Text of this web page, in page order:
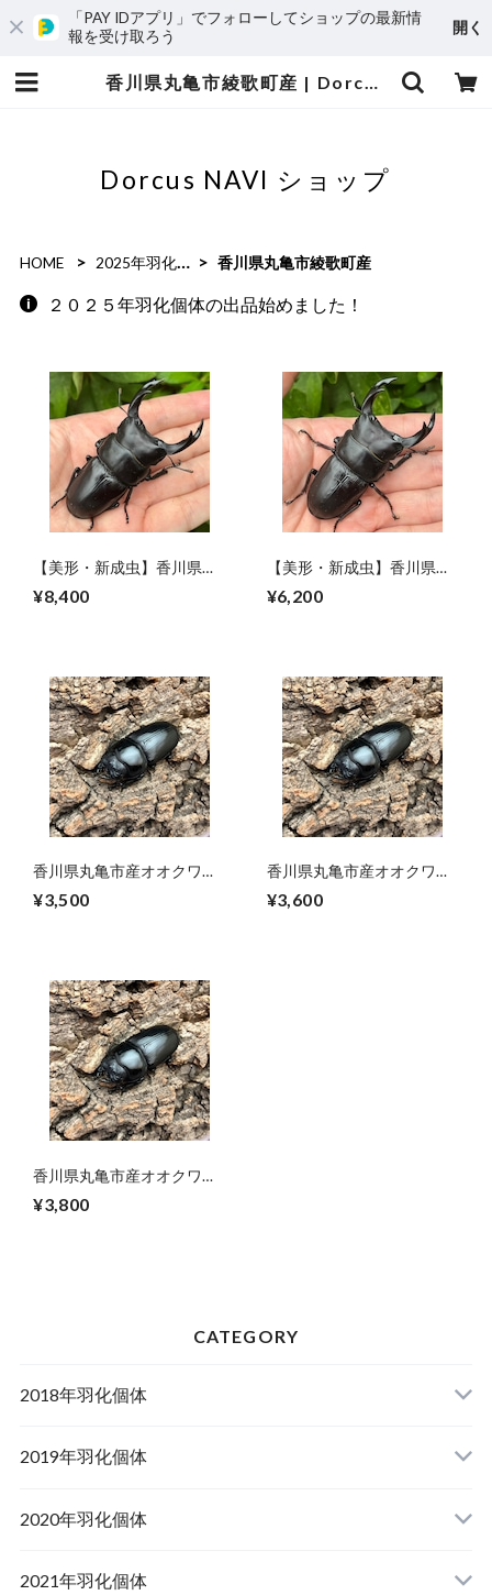
「PAY IDアプリ」でフォローしてショップの最新情
報を受け取ろう
開く
香川県丸亀市綾歌町産 | Dorcus NAVI ショップ
Dorcus NAVI ショップ
HOME 2025年羽化個体 香川県丸亀市綾歌町産
２０２５年羽化個体の出品始めました！
【美形・新成虫】香川県丸
ペアCBF1個体(♂75mm)＃
¥8,400
【美形・新成虫】香川県丸
ペアCBF1個体(♂72mm)＃
¥6,200
香川県丸亀市産オオクワガ
7238（45mm）
¥3,500
香川県丸亀市産オオクワガ
7238（46mm）
¥3,600
香川県丸亀市産オオクワガ
7238（47mm）
¥3,800
CATEGORY
2018年羽化個体
佐賀県神埼郡産オオクワガタ
2019年羽化個体
山梨県韮崎市産オオクワガタ
山梨県韮崎市韮崎町産オオクワガタ
2020年羽化個体
山梨県韮崎市穂坂町産
2021年羽化個体